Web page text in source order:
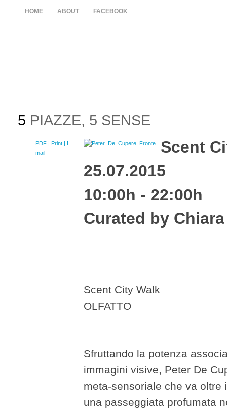
HOME ABOUT FACEBOOK
5 PIAZZE, 5 SENSE
PDF | Print | E-
mail
Scent
25.07.2015
10:00h - 22:00h
Curated by
Scent City Walk
OLFATTO
Sfruttando la potenza
immagini visive, Peter De
meta-sensoriale che va oltre
una passeggiata profumata